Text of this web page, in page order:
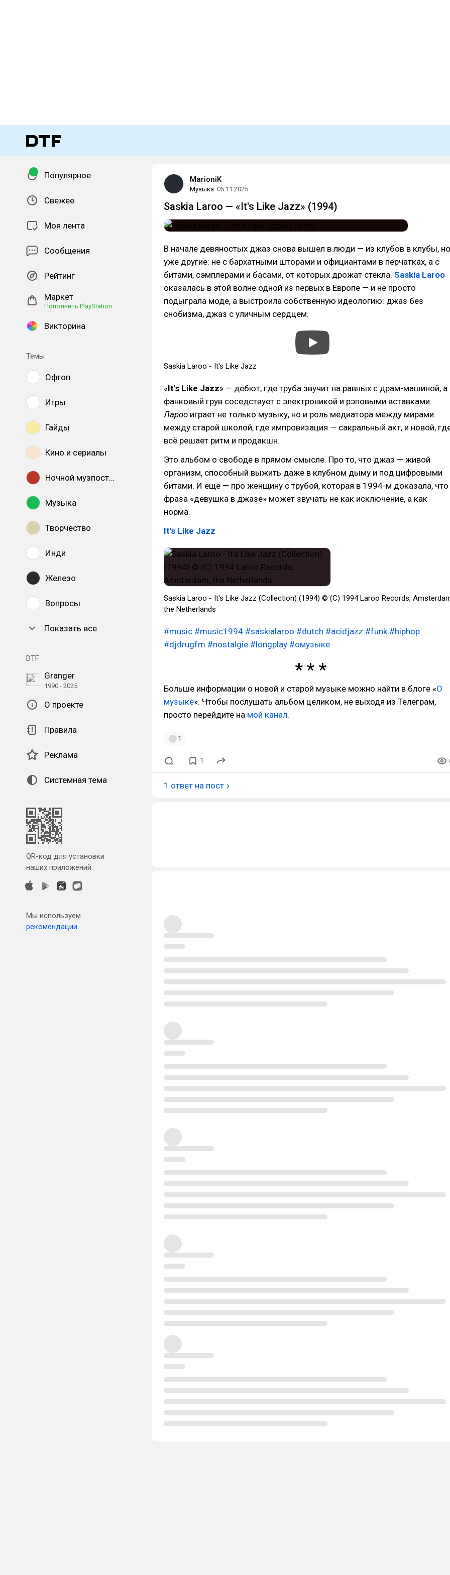
Популярное
Свежее
Моя лента
Сообщения
Рейтинг
Маркет
Пополнить PlayStation
Викторина
Темы
Офтоп
Игры
Гайды
Кино и сериалы
Ночной музпостинг
Музыка
Творчество
Инди
Железо
Вопросы
Показать все
DTF
Granger
1990 - 2025
О проекте
Правила
Реклама
Системная тема
QR-код для установки
наших приложений.
Мы используем
рекомендации.
MarioniK
Музыка 05.11.2025
Saskia Laroo — «It's Like Jazz» (1994)
В начале девяностых джаз снова вышел в люди — из клубов в клубы, но
уже другие: не с бархатными шторами и официантами в перчатках, а с
битами, сэмплерами и басами, от которых дрожат стёкла. Saskia Laroo
оказалась в этой волне одной из первых в Европе — и не просто
подыграла моде, а выстроила собственную идеологию: джаз без
снобизма, джаз с уличным сердцем.
Saskia Laroo - It's Like Jazz
«It's Like Jazz» — дебют, где труба звучит на равных с драм-машиной, а
фанковый грув соседствует с электроникой и рэповыми вставками.
Лароо играет не только музыку, но и роль медиатора между мирами:
между старой школой, где импровизация — сакральный акт, и новой,
всё решает ритм и продакшн.
Это альбом о свободе в прямом смысле. Про то, что джаз — живой
организм, способный выжить даже в клубном дыму и под цифровыми
битами. И ещё — про женщину с трубой, которая в 1994-м доказала, что
фраза «девушка в джазе» может звучать не как исключение, а как
норма.
It's Like Jazz
Saskia Laroo - It's Like Jazz (Collection) (1994) © (C) 1994 Laroo Records,
the Netherlands
#music #music1994 #saskialaroo #dutch #acidjazz #funk #hiphop
#djdrugfm #nostalgie #longplay #омузыке
Больше информации о новой и старой музыке можно найти в блоге «О
музыке». Чтобы послушать альбом целиком, не выходя из Телеграм,
просто перейдите на мой канал.
1
1
1 ответ на пост